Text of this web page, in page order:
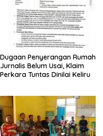
Dugaan Penyerangan Rumah
Jurnalis Belum Usai, Klaim
Perkara Tuntas Dinilai Keliru